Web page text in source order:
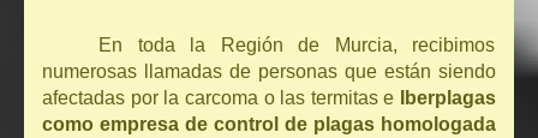
En toda la Región de Murcia, recibimos
numerosas llamadas de personas que están siendo
afectadas por la carcoma o las termitas e
Iberplagas
como empresa de control de plagas homologada